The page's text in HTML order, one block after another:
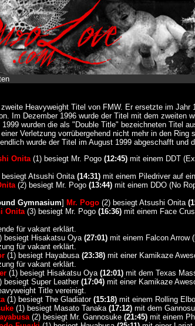
Heavyweight Titel von FMW. Er ersetzte im Jahr
Im Dezember 1996 wurde der Titel mit dem zweiten
wurden die als "Double Title" bezeichneten Titel
Verletzung vorrübergehend nicht mehr in den Ring
wurde der Titel im August 1999 abgeschafft und
Onita(1) besiegt Mr. Pogo (12:45)mit einem DDT
Atsushi Onita(14:31)mit einem Piledriver auf
(2) besiegt Mr. Pogo (13:44)mit einem DDO (No
Gymnasium] Mr. Pogo(2) besiegt Atsushi Onita
Onita(3) besiegt Mr. Pogo (16:36)mit einem Face
für vakant erklärt.
besiegt Hisakatsu Oya (27:01)mit einem Falcon Arrow
für vakant erklärt.
(1) besiegt Hayabusa (23:38)mit einer Kamikaze
für vakant erklärt.
(1) besiegt Hisakatsu Oya (12:01)mit dem Texas
besiegt Super Leather(17:04)mit einer Kamikaze
Title vereinigt.
(1) besiegt The Gladiator (15:18)mit einem Rolling
(1) besiegt Masato Tanaka (17:12)mit dem
(2) besiegt Mr. Gannosuke (21:45)mit einem